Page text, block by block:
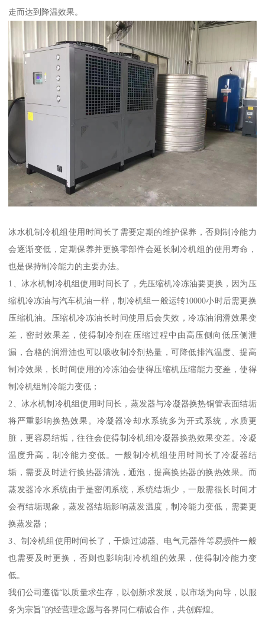
走而达到降温效果。
冰水机制冷机组使用时间长了需要定期的维护保养，否则制冷能力
会逐渐变低，定期保养并更换零部件会延长制冷机组的使用寿命，
也是保持制冷能力的主要办法。
1、冰水机制冷机组使用时间长了，先压缩机冷冻油要更换，因为压
缩机冷冻油与汽车机油一样，制冷机组一般运转10000小时后需更换
压缩机油。压缩机冷冻油长时间使用后会失效，冷冻油润滑效果变
差，密封效果差，使得制冷剂在压缩过程中由高压侧向低压侧泄
漏，合格的润滑油也可以吸收制冷剂热量，可降低排汽温度、提高
制冷效果，长时间使用的冷冻油会使得压缩机压缩能力变差，使得
制冷机组制冷能力变低；
2、冰水机制冷机组使用时间长，蒸发器与冷凝器换热铜管表面结垢
将严重影响换热效果。冷凝器冷却水系统多为开式系统，水质更
脏，更容易结垢，往往会使得制冷机组冷凝器换热效果变差。冷凝
温度升高，制冷能力变低。一般制冷机组使用时间长了冷凝器结
垢，需要及时进行换热器清洗，通泡，提高换热器的换热效果。而
蒸发器冷水系统由于是密闭系统，系统结垢少，一般需很长时间才
会有结垢现象，蒸发器结垢影响蒸发温度，制冷能力变低，需要更
换蒸发器；
3、制冷机组使用时间长了，干燥过滤器、电气元器件等易损件一般
也需要及时更换，否则也影响制冷机组的效果，使得制冷能力变
低。
我们公司遵循“以质量求生存，以创新求发展，以市场为向导，以服
务为宗旨”的经营理念愿与各界同仁精诚合作，共创辉煌。